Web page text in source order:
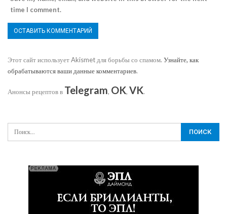
time I comment.
Этот сайт использует Akismet для борьбы со спамом. Узнайте, как
обрабатываются ваши данные комментариев.
Анонсы рецептов в Telegram, OK, VK.